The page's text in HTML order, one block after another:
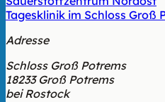
Tagesklinik im Schloss Groß
Adresse
Schloss Groß Potrems
18233 Groß Potrems
bei Rostock